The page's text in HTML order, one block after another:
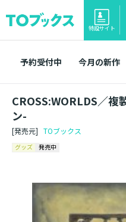
特設サイト
予約受付中 今月の新作
CROSS:WORLDS／複
ン-
[発売元] TOブックス
グッズ 発売中